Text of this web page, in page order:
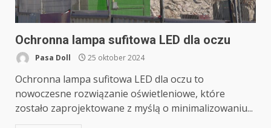
Ochronna lampa sufitowa LED dla oczu
Pasa Doll 25 oktober 2024
Ochronna lampa sufitowa LED dla oczu to
nowoczesne rozwiązanie oświetleniowe, które
zostało zaprojektowane z myślą o minimalizowaniu...